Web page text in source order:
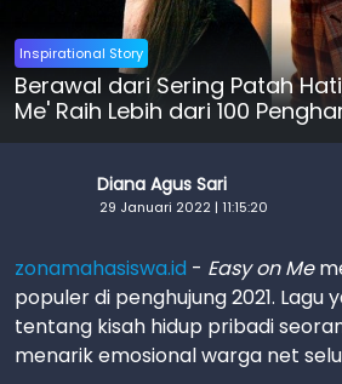
Inspirational Story
Berawal dari Sering Patah
Me' Raih Lebih dari 100
Diana Agus Sari
29 Januari 2022 | 11:15:20
zonamahasiswa.id - Easy on Me
populer di penghujung 2021.
tentang kisah hidup pribadi
menarik emosional warga net